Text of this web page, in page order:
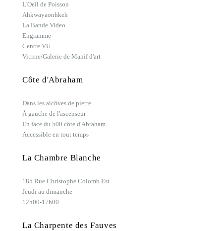
L'Oeil de Poisson
Ahkwayaonhkeh
La Bande Video
Engramme
Centre VU
Vitrine/Galerie de Manif d'art
Côte d'Abraham
Dans les alcôves de pierre
À gauche de l'ascenseur
En face du 500 côte d'Abraham
Accessible en tout temps
La Chambre Blanche
185 Rue Christophe Colomb Est
Jeudi au dimanche
12h00-17h00
La Charpente des Fauves